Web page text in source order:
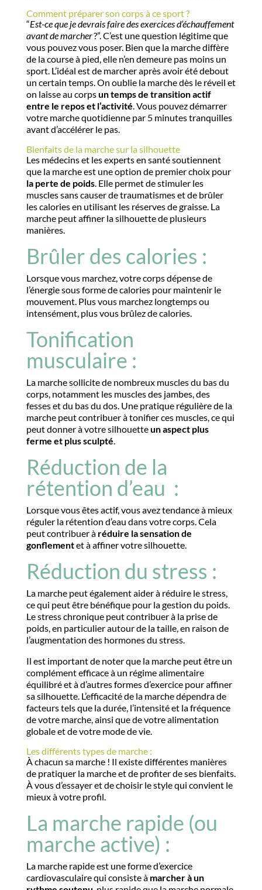
Comment préparer son corps à ce sport ?
“Est-ce que je devrais faire des exercices d’échauffement
avant de marcher?”. C’est une question légitime que
vous pouvez vous poser. Bien que la marche diffère
de la course à pied, elle n’en demeure pas moins un
sport. L’idéal est de marcher après avoir été debout
un certain temps. On oublie la marche dès le réveil et
on laisse au corpsun temps de transition actif
entre le repos et l’activité. Vous pouvez démarrer
votre marche quotidienne par 5 minutes tranquilles
avant d’accélérer le pas.
Bienfaits de la marche sur la silhouette
Les médecins et les experts en santé soutiennent
que la marche est une option de premier choix pour
la perte de poids. Elle permet de stimuler les
muscles sans causer de traumatismes et de brûler
les calories en utilisant les réserves de graisse. La
marche peut affiner la silhouette de plusieurs
manières.
Brûler des calories :
Lorsque vous marchez, votre corps dépense de
l’énergie sous forme de calories pour maintenir le
mouvement. Plus vous marchez longtemps ou
intensément, plus vous brûlez de calories.
Tonification
musculaire :
La marche sollicite de nombreux muscles du bas du
corps, notamment les muscles des jambes, des
fesses et du bas du dos. Une pratique régulière de la
marche peut contribuer à tonifier ces muscles, ce qui
peut donner à votre silhouetteun aspect plus
ferme et plus sculpté.
Réduction de la
rétention d’eau :
Lorsque vous êtes actif, vous avez tendance à mieux
réguler la rétention d’eau dans votre corps. Cela
peut contribuer à réduire la sensation de
gonflementet à affiner votre silhouette.
Réduction du stress :
La marche peut également aider à réduire le stress,
ce qui peut être bénéfique pour la gestion du poids.
Le stress chronique peut contribuer à la prise de
poids, en particulier autour de la taille, en raison de
l’augmentation des hormones du stress.
Il est important de noter que la marche peut être un
complément efficace à un régime alimentaire
équilibré et à d’autres formes d’exercice pour affiner
sa silhouette. L’efficacité de la marche dépendra de
facteurs tels que la durée, l’intensité et la fréquence
de votre marche, ainsi que de votre alimentation
globale et de votre mode de vie.
Les différents types de marche :
À chacun sa marche ! Il existe différentes manières
de pratiquer la marche et de profiter de ses bienfaits.
À vous d’essayer et de choisir le style qui convient le
mieux à votre profil.
La marche rapide (ou
marche active) :
La marche rapide est une forme d’exercice
cardiovasculaire qui consiste à marcher à un